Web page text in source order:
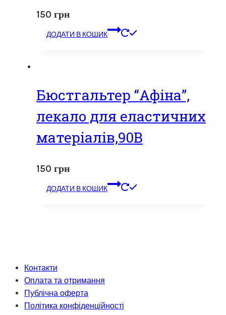
150 грн
ДОДАТИ В КОШИК
Бюстгальтер “Афіна”,
лекало для еластичних
матеріалів,90В
150 грн
ДОДАТИ В КОШИК
Контакти
Оплата та отримання
Публічна оферта
Політика конфіденційності